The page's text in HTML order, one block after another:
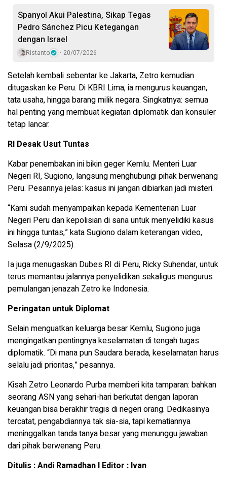
Spanyol Akui Palestina, Sikap Tegas
Pedro Sánchez Picu Ketegangan
dengan Israel
Ristanto 20/07/2026
Setelah kembali sebentar ke Jakarta, Zetro kemudian
ditugaskan ke Peru. Di KBRI Lima, ia mengurus keuangan,
tata usaha, hingga barang milik negara. Singkatnya: semua
hal penting yang membuat kegiatan diplomatik dan konsuler
tetap lancar.
RI Desak Usut Tuntas
Kabar penembakan ini bikin geger Kemlu. Menteri Luar
Negeri RI, Sugiono, langsung menghubungi pihak berwenang
Peru. Pesannya jelas: kasus ini jangan dibiarkan jadi misteri.
“Kami sudah menyampaikan kepada Kementerian Luar
Negeri Peru dan kepolisian di sana untuk menyelidiki kasus
ini hingga tuntas,” kata Sugiono dalam keterangan video,
Selasa (2/9/2025).
Ia juga menugaskan Dubes RI di Peru, Ricky Suhendar, untuk
terus memantau jalannya penyelidikan sekaligus mengurus
pemulangan jenazah Zetro ke Indonesia.
Peringatan untuk Diplomat
Selain menguatkan keluarga besar Kemlu, Sugiono juga
mengingatkan pentingnya keselamatan di tengah tugas
diplomatik. “Di mana pun Saudara berada, keselamatan harus
selalu jadi prioritas,” pesannya.
Kisah Zetro Leonardo Purba memberi kita tamparan: bahkan
seorang ASN yang sehari-hari berkutat dengan laporan
keuangan bisa berakhir tragis di negeri orang. Dedikasinya
tercatat, pengabdiannya tak sia-sia, tapi kematiannya
meninggalkan tanda tanya besar yang menunggu jawaban
dari pihak berwenang Peru.
Ditulis : Andi Ramadhan l Editor : Ivan